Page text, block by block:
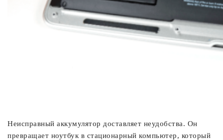
Неисправный аккумулятор доставляет неудобства. Он
превращает ноутбук в стационарный компьютер, который